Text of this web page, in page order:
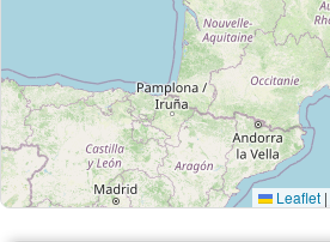
Leaflet |